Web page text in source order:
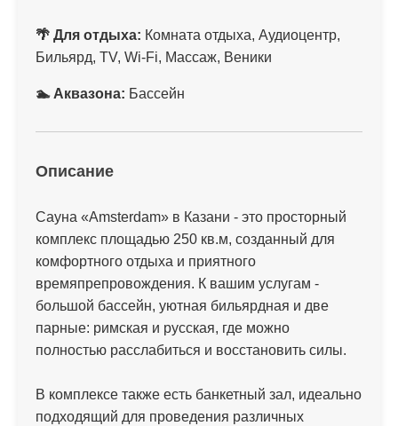
🌴 Для отдыха: Комната отдыха, Аудиоцентр,
Бильярд, TV, Wi-Fi, Массаж, Веники
🏊 Аквазона: Бассейн
Описание
Сауна «Amsterdam» в Казани - это просторный
комплекс площадью 250 кв.м, созданный для
комфортного отдыха и приятного
времяпрепровождения. К вашим услугам -
большой бассейн, уютная бильярдная и две
парные: римская и русская, где можно
полностью расслабиться и восстановить силы.
В комплексе также есть банкетный зал, идеально
подходящий для проведения различных